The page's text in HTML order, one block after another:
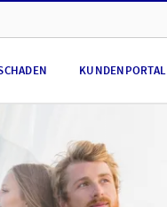
KUNDENPORTAL